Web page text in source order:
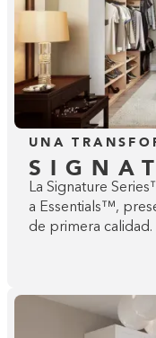
UNA
La Signature
a Essentials™,
de primera calidad.